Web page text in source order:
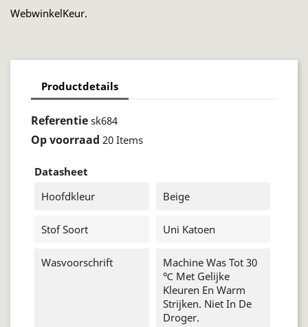
WebwinkelKeur.
Productdetails
Referentie sk684
Op voorraad 20 Items
Datasheet
Hoofdkleur
Beige
Stof Soort Uni Katoen
Wasvoorschrift
Machine Was Tot 30
℃ Met Gelijke
Kleuren En Warm
Strijken. Niet In De
Droger.